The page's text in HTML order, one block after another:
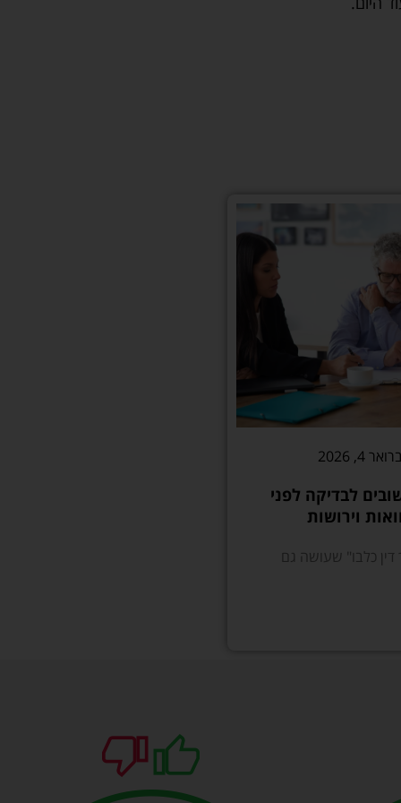
4, 2026
לבדיקה לפני
וירושות
דין כלבו" שעושה גם